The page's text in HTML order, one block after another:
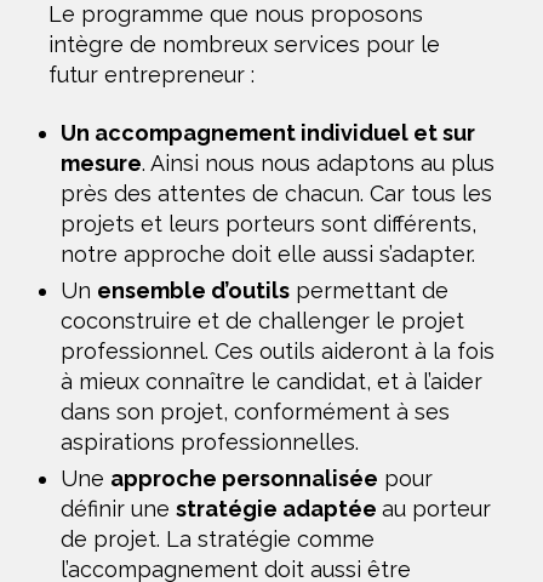
Le programme que nous proposons
intègre de nombreux services pour le
futur entrepreneur :
Un accompagnement individuel et sur
mesure. Ainsi nous nous adaptons au plus
près des attentes de chacun. Car tous les
projets et leurs porteurs sont différents,
notre approche doit elle aussi s’adapter.
Un ensemble d’outils permettant de
coconstruire et de challenger le projet
professionnel. Ces outils aideront à la fois
à mieux connaître le candidat, et à l’aider
dans son projet, conformément à ses
aspirations professionnelles.
Une approche personnalisée pour
définir une stratégie adaptée au porteur
de projet. La stratégie comme
l’accompagnement doit aussi être